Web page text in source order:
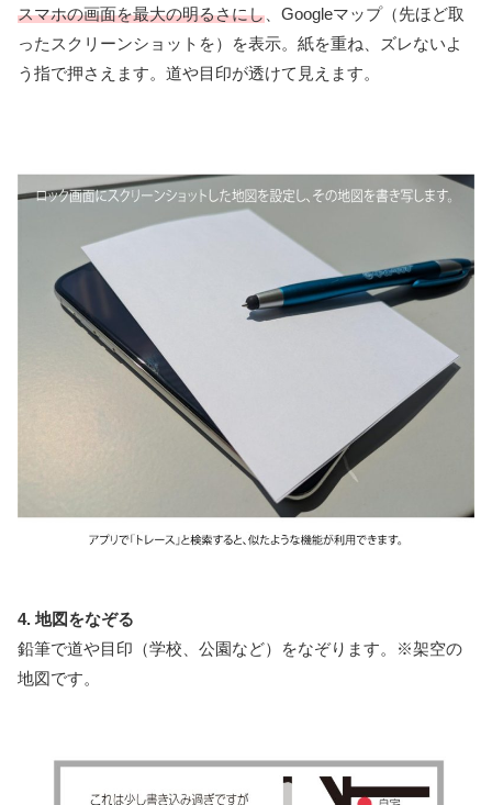
スマホの画面を最大の明るさにし 、Googleマップ（先ほど取
ったスクリーンショットを）を表示。紙を重ね、ズレないよ
う指で押さえます。道や目印が透けて見えます。
4. 地図をなぞる
鉛筆で道や目印（学校、公園など）をなぞります。※架空の
地図です。